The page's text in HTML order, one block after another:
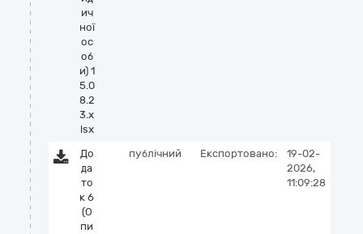
ич
ної
ос
об
и) 1
5.0
8.2
3.x
lsx
До
да
то
к 6
(О
пи
публічний Експортовано:
19-02-
2026,
11:09:28